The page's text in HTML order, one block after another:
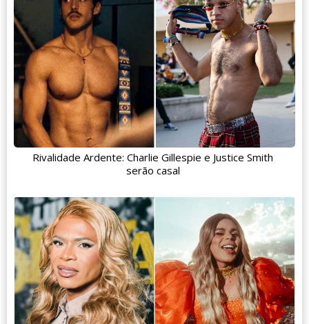
Rivalidade Ardente: Charlie Gillespie e Justice Smith
serão casal